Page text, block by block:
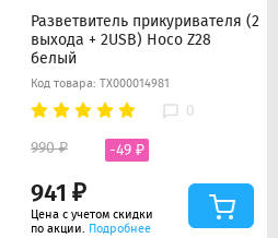
Разветвитель прикуривателя (2
выхода + 2USB) Hoco Z28
белый
Код товара: ТХ000014981
0
941 ₽
990 ₽ -49 ₽
Цена с учетом скидки
по акции. Подробнее